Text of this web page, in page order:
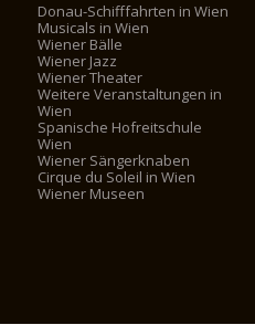
Donau-Schifffahrten in Wien
Musicals in Wien
Wiener Bälle
Wiener Jazz
Wiener Theater
Weitere Veranstaltungen in
Wien
Spanische Hofreitschule
Wien
Wiener Sängerknaben
Cirque du Soleil in Wien
Wiener Museen